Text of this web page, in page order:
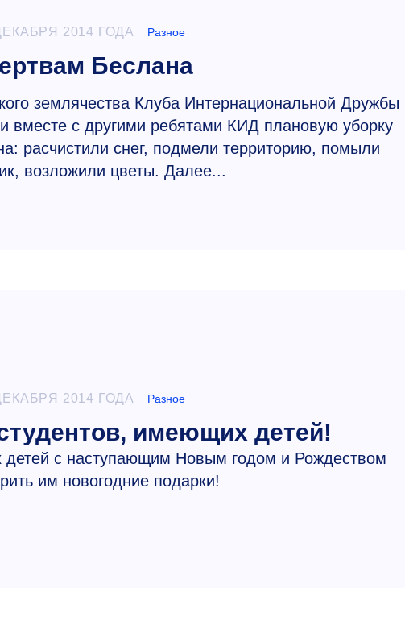
2014 ГОДА Разное
Беслана
землячества Клуба Интернациональной Дружбы
вместе с другими ребятами КИД плановую уборку
расчистили снег, подмели территорию, помыли
возложили цветы. Далее...
2014 ГОДА Разное
имеющих детей!
с наступающим Новым годом и Рождеством
им новогодние подарки!